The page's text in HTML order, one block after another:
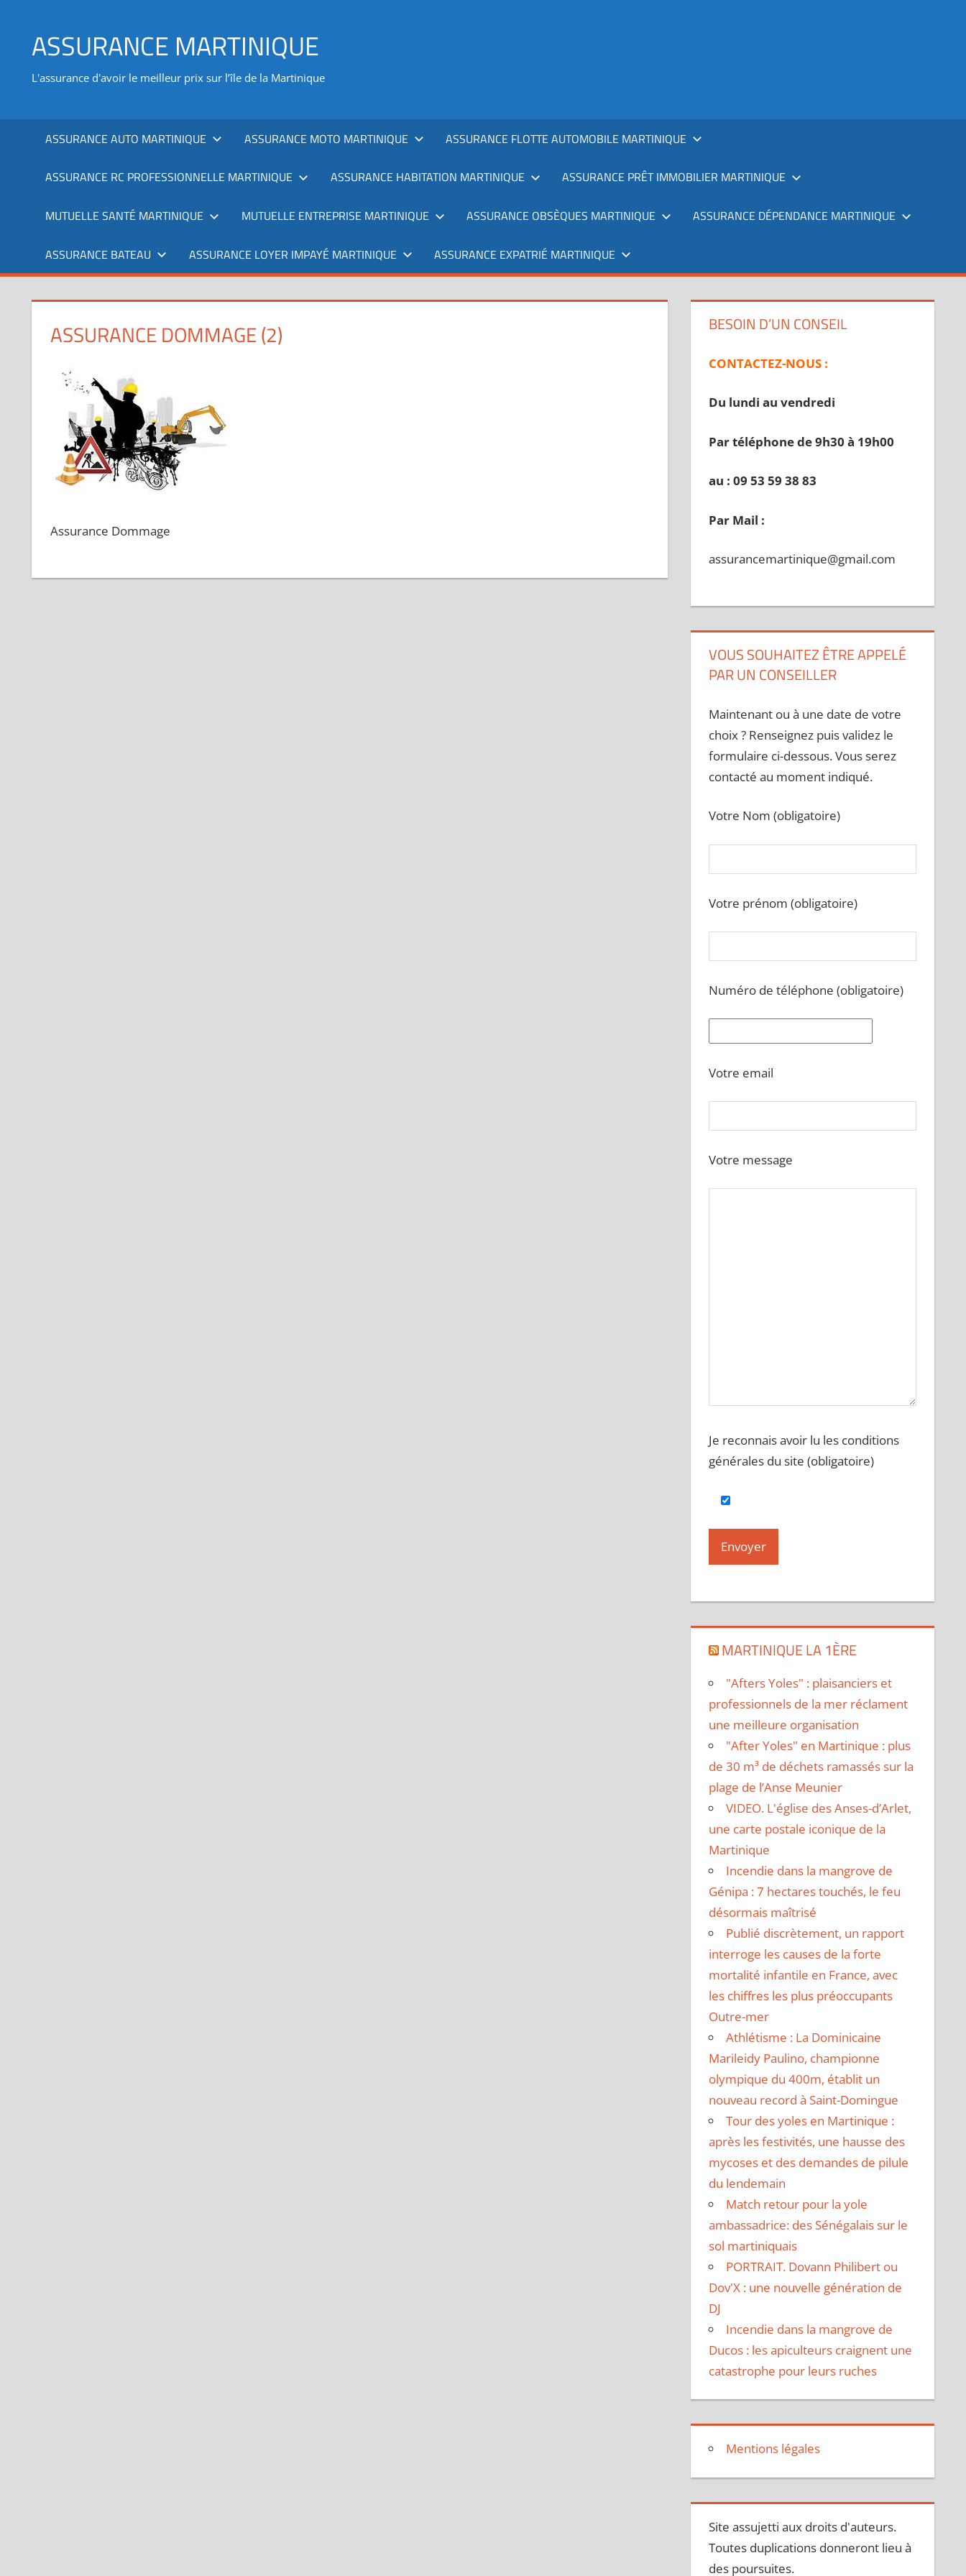
contenuASSURANCE MARTINIQUE
L'assurance d'avoir le meilleur prix sur l’île de la Martinique
ASSURANCE AUTO MARTINIQUE ASSURANCE MOTO MARTINIQUE ASSURANCE FLOTTE AUTOMOBILE MARTINIQUE
ASSURANCE RC PROFESSIONNELLE MARTINIQUE ASSURANCE HABITATION MARTINIQUE ASSURANCE PRÊT IMMOBILIER MARTINIQUE
MUTUELLE SANTÉ MARTINIQUE MUTUELLE ENTREPRISE MARTINIQUE ASSURANCE OBSÈQUES MARTINIQUE ASSURANCE DÉPENDANCE MARTINIQUE
ASSURANCE BATEAU ASSURANCE LOYER IMPAYÉ MARTINIQUE ASSURANCE EXPATRIÉ MARTINIQUE
ASSURANCE DOMMAGE (2)
Assurance Dommage
BESOIN D’UN CONSEIL
CONTACTEZ-NOUS :
Du lundi au vendredi
Par téléphone de 9h30 à 19h00
au : 09 53 59 38 83
Par Mail :
assurancemartinique@gmail.com
VOUS SOUHAITEZ ÊTRE APPELÉ
PAR UN CONSEILLER
Maintenant ou à une date de votre
choix ? Renseignez puis validez le
formulaire ci-dessous. Vous serez
contacté au moment indiqué.
Votre Nom (obligatoire)
Votre prénom (obligatoire)
Numéro de téléphone (obligatoire)
Votre email
Votre message
Je reconnais avoir lu les conditions
générales du site (obligatoire)
MARTINIQUE LA 1ÈRE
"Afters Yoles" : plaisanciers et
professionnels de la mer réclament
une meilleure organisation
"After Yoles" en Martinique : plus
de 30 m³ de déchets ramassés sur la
plage de l’Anse Meunier
VIDEO. L'église des Anses-d’Arlet,
une carte postale iconique de la
Martinique
Incendie dans la mangrove de
Génipa : 7 hectares touchés, le feu
désormais maîtrisé
Publié discrètement, un rapport
interroge les causes de la forte
mortalité infantile en France, avec
les chiffres les plus préoccupants
Outre-mer
Athlétisme : La Dominicaine
Marileidy Paulino, championne
olympique du 400m, établit un
nouveau record à Saint-Domingue
Tour des yoles en Martinique :
après les festivités, une hausse des
mycoses et des demandes de pilule
du lendemain
Match retour pour la yole
ambassadrice: des Sénégalais sur le
sol martiniquais
PORTRAIT. Dovann Philibert ou
Dov'X : une nouvelle génération de
DJ
Incendie dans la mangrove de
Ducos : les apiculteurs craignent une
catastrophe pour leurs ruches
Mentions légales
Site assujetti aux droits d'auteurs.
Toutes duplications donneront lieu à
des poursuites.